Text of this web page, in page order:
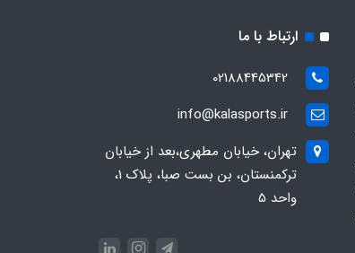
ارتباط با ما
02188445342
info@kalasports.ir
تهران، خیابان مطهری،بعد از خیابان
ترکمنستان، بن بست صبا، پلاک 1،
واحد 5